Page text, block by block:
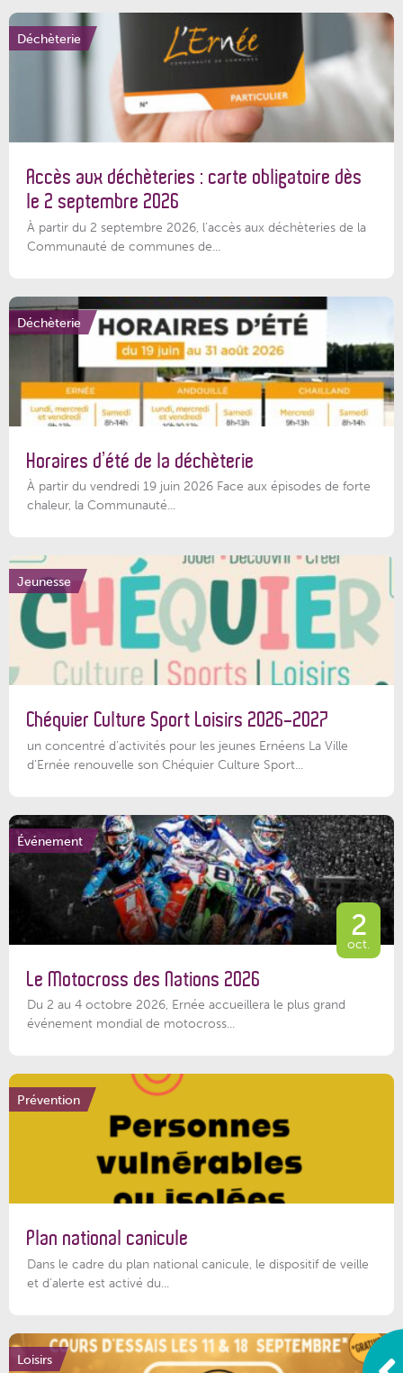
Déchèterie
Accès aux déchèteries : carte obligatoire dès
le 2 septembre 2026
À partir du 2 septembre 2026, l’accès aux déchèteries de la
Communauté de communes de...
Déchèterie
Horaires d’été de la déchèterie
À partir du vendredi 19 juin 2026 Face aux épisodes de forte
chaleur, la Communauté...
Jeunesse
Chéquier Culture Sport Loisirs 2026-2027
un concentré d’activités pour les jeunes Ernéens La Ville
d’Ernée renouvelle son Chéquier Culture Sport...
Événement
2
oct.
Le Motocross des Nations 2026
Du 2 au 4 octobre 2026, Ernée accueillera le plus grand
événement mondial de motocross...
Prévention
Plan national canicule
Dans le cadre du plan national canicule, le dispositif de veille
et d’alerte est activé du...
Loisirs